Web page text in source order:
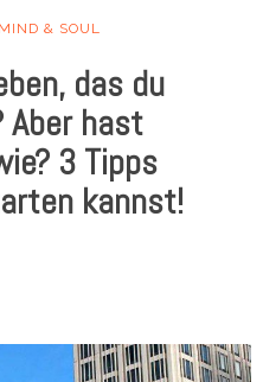
MIND & SOUL
das du
hast
3 Tipps
kannst!